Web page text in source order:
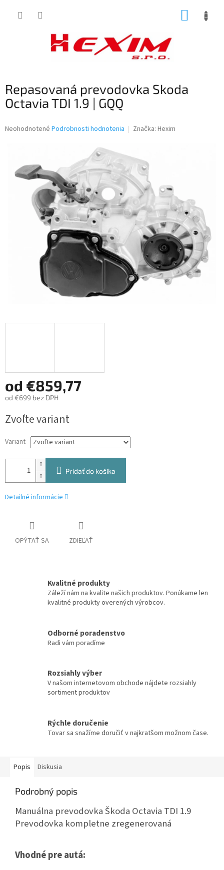
Repasovaná prevodovka Skoda
Octavia TDI 1.9 | GQQ
Priemerné
hviezdičiek.
Neohodnotené Podrobnosti hodnotenia Značka: Hexim
od €859,77
od €699 bez DPH
cena:
Zvoľte variant
Variant
Pridať do košíka
Detailné informácie
OPÝTAŤ SA ZDIEĽAŤ
Kvalitné produkty
Záleží nám na kvalite našich produktov. Ponúkame len
kvalitné produkty overených výrobcov.
Odborné poradenstvo
Radi vám poradíme
Rozsiahly výber
V našom internetovom obchode nájdete rozsiahly
sortiment produktov
Rýchle doručenie
Tovar sa snažíme doručiť v najkratšom možnom čase.
Popis Diskusia
Podrobný popis
Manuálna prevodovka Škoda Octavia TDI 1.9
Prevodovka kompletne zregenerovaná
Vhodné pre autá: